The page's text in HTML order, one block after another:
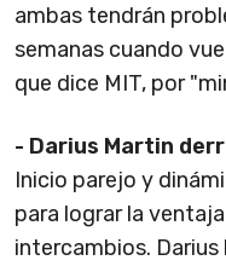
ambas tendrán
semanas cuando
que dice MIT, por
- Darius Martin
Inicio parejo y
para lograr la
intercambios.